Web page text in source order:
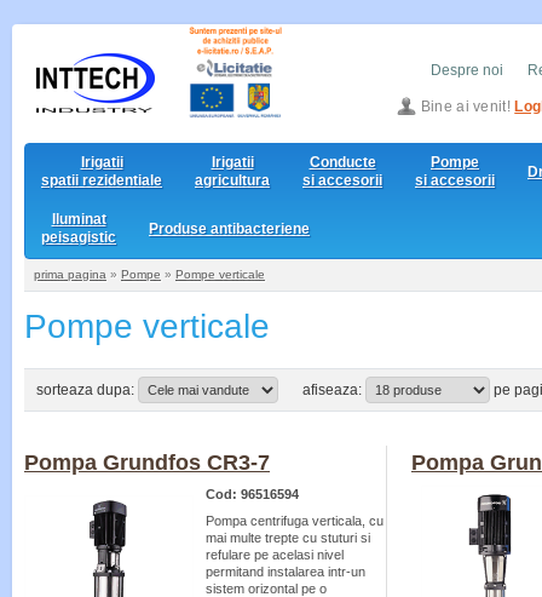
Despre noi
Bine ai venit!
Irigatii
spatii rezidentiale
Irigatii
agricultura
Conducte
si accesorii
Pompe
si accesorii
Iluminat
peisagistic
Produse antibacteriene
prima pagina » Pompe » Pompe verticale
Pompe verticale
sorteaza dupa: afiseaza: pe
Pompa Grundfos CR3-7
Cod: 96516594
Pompa centrifuga verticala, cu
mai multe trepte cu stuturi si
refulare pe acelasi nivel
permitand instalarea intr-un
sistem orizontal pe o
Pompa